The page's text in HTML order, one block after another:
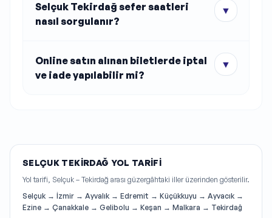
Selçuk Tekirdağ sefer saatleri
nasıl sorgulanır?
▼
Online satın alınan biletlerde iptal
ve iade yapılabilir mi?
▼
SELÇUK TEKIRDAĞ YOL TARIFI
Yol tarifi, Selçuk – Tekirdağ arası güzergâhtaki iller üzerinden gösterilir.
Selçuk → İzmir → Ayvalık → Edremit → Küçükkuyu → Ayvacık →
Ezine → Çanakkale → Gelibolu → Keşan → Malkara → Tekirdağ